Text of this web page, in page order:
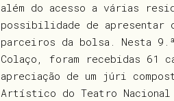
além do acesso a várias
possibilidade de apresentar
parceiros da bolsa. Nesta
Colaço, foram recebidas 61
apreciação de um júri
Artístico do Teatro